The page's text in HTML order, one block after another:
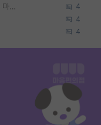
카이스트 교수님들 중에서도 연구실 홈페이지를 마련 안 하신 분들이 계시던데 4
4
4